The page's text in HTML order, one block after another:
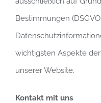
Bestimmungen
wichtigsten Aspekte
unserer Website.
Kontakt mit uns